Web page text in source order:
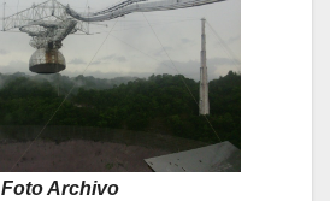
Foto Archivo